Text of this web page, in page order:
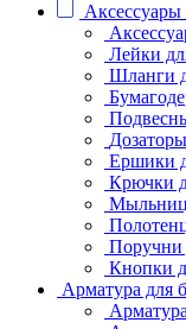
Аксессуары
Лейки
Шланги
Ершики
Крючки
Поручни
Кнопки
Арматура для